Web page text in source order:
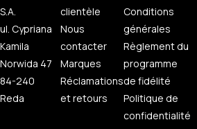
S.A.
ul. Cypriana
Kamila
Norwida 47
84-240
Reda
clientèle
Nous
contacter
Marques
Réclamations
et retours
Conditions
générales
Règlement du
programme
de fidélité
Politique de
confidentialité